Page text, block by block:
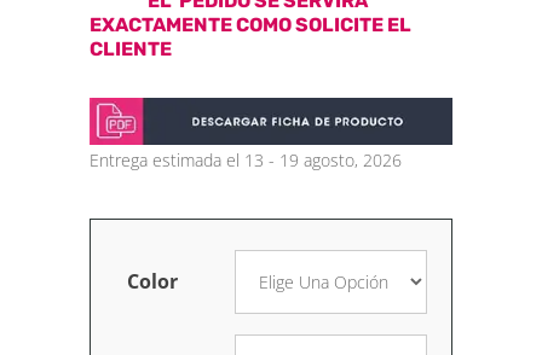
EXACTAMENTE COMO SOLICITE EL
CLIENTE
Entrega estimada el 13 - 19 agosto, 2026
Color